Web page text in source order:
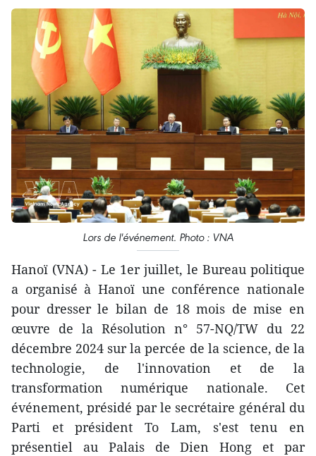
Lors de l'événement. Photo : VNA
Hanoï (VNA) - Le 1er juillet, le Bureau politique
a organisé à Hanoï une conférence nationale
pour dresser le bilan de 18 mois de mise en
œuvre de la Résolution n° 57-NQ/TW du 22
décembre 2024 sur la percée de la science, de la
technologie, de l'innovation et de la
transformation numérique nationale. Cet
événement, présidé par le secrétaire général du
Parti et président To Lam, s'est tenu en
présentiel au Palais de Dien Hong et par